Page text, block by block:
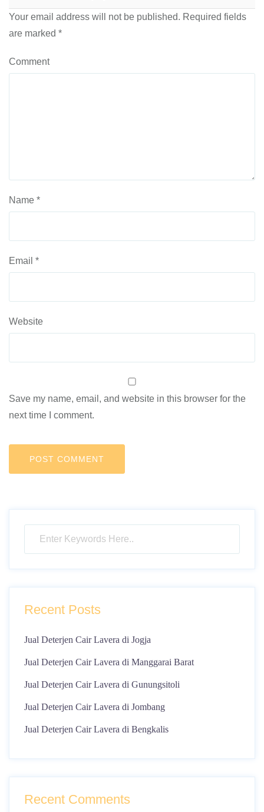
Your email address will not be published. Required fields
are marked *
Comment
Name *
Email *
Website
Save my name, email, and website in this browser for the
next time I comment.
Recent Posts
Jual Deterjen Cair Lavera di Jogja
Jual Deterjen Cair Lavera di Manggarai Barat
Jual Deterjen Cair Lavera di Gunungsitoli
Jual Deterjen Cair Lavera di Jombang
Jual Deterjen Cair Lavera di Bengkalis
Recent Comments